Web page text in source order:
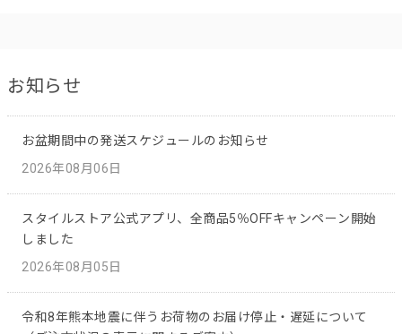
お知らせ
お盆期間中の発送スケジュールのお知らせ
2026年08月06日
スタイルストア公式アプリ、全商品5％OFFキャンペーン開始
しました
2026年08月05日
令和8年熊本地震に伴うお荷物のお届け停止・遅延について